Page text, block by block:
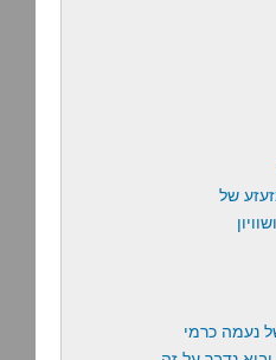
של
נעמה כרמי